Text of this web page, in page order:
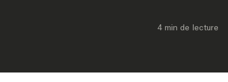
4 min de lecture